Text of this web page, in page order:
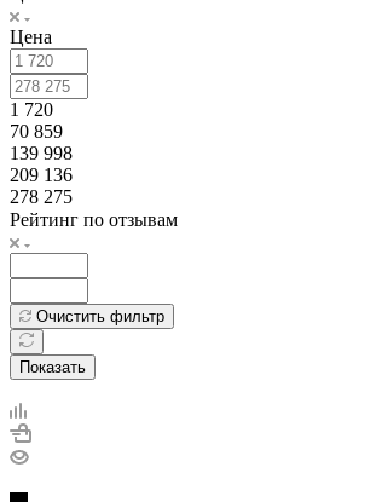
Цена
1 720
70 859
139 998
209 136
278 275
Рейтинг по отзывам
Очистить фильтр
Показать